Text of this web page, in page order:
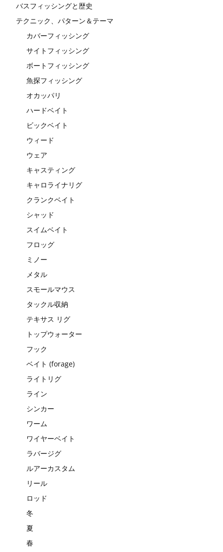
バスフィッシングと歴史
テクニック、パターン＆テーマ
カバーフィッシング
サイトフィッシング
ボートフィッシング
魚探フィッシング
オカッパリ
ハードベイト
ビックベイト
ウィード
ウェア
キャスティング
キャロライナリグ
クランクベイト
シャッド
スイムベイト
フロッグ
ミノー
メタル
スモールマウス
タックル収納
テキサス リグ
トップウォーター
フック
ベイト (forage)
ライトリグ
ライン
シンカー
ワーム
ワイヤーベイト
ラバージグ
ルアーカスタム
リール
ロッド
冬
夏
春